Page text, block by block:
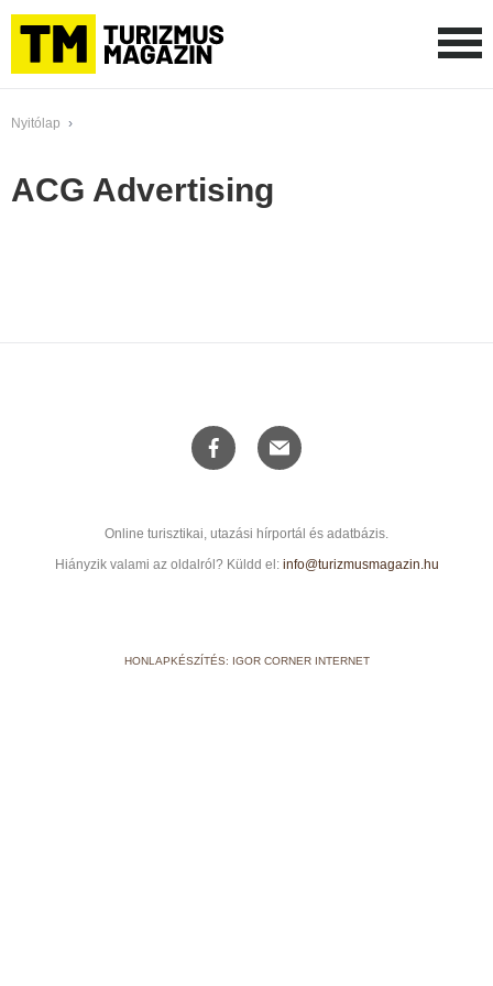
Nyitólap ›
ACG Advertising
Online turisztikai, utazási hírportál és adatbázis.
Hiányzik valami az oldalról? Küldd el: info@turizmusmagazin.hu
HONLAPKÉSZÍTÉS: IGOR CORNER INTERNET